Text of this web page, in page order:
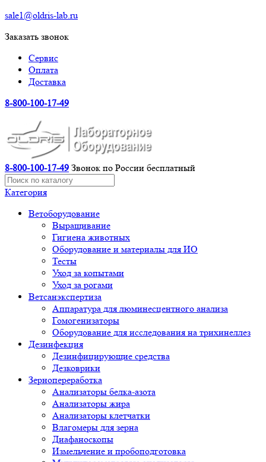
sale1@oldris-lab.ru
Заказать звонок
Сервис
Оплата
Доставка
8-800-100-17-49
8-800-100-17-49 Звонок по России бесплатный
Категория
Ветоборудование
Выращивание
Гигиена животных
Оборудование и материалы для ИО
Тесты
Уход за копытами
Уход за рогами
Ветсанэкспертиза
Аппаратура для люминесцентного анализа
Гомогенизаторы
Оборудование для исследования на трихинеллез
Дезинфекция
Дезинфицирующие средства
Дезковрики
Зернопереработка
Анализаторы белка-азота
Анализаторы жира
Анализаторы клетчатки
Влагомеры для зерна
Диафаноскопы
Измельчение и пробоподготовка